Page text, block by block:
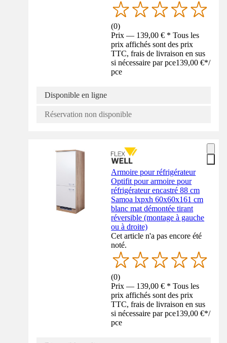
(0)
Prix — 139,00 € * Tous les
prix affichés sont des prix
TTC, frais de livraison en sus
si nécessaire par pce139,00 €*/
pce
Disponible en ligne
Réservation non disponible
Armoire pour réfrigérateur
Optifit pour armoire pour
réfrigérateur encastré 88 cm
Samoa lxpxh 60x60x161 cm
blanc mat démontée tirant
réversible (montage à gauche
ou à droite)
Cet article n'a pas encore été
noté.
(0)
Prix — 139,00 € * Tous les
prix affichés sont des prix
TTC, frais de livraison en sus
si nécessaire par pce139,00 €*/
pce